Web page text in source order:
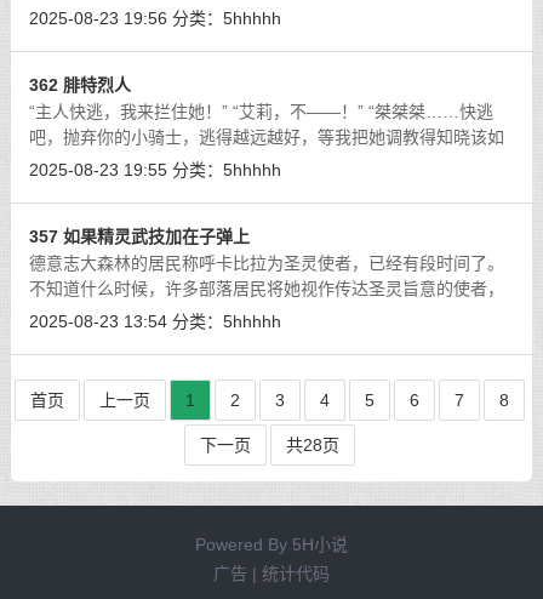
白。[详细]
2025-08-23 19:56 分类： 5hhhhh
362 腓特烈人
“主人快逃，我来拦住她！” “艾莉，不——！” “桀桀桀……快逃
吧，抛弃你的小骑士，逃得越远越好，等我把她调教得知晓该如
何侍奉高贵的龙族，就轮到你了，我亲爱的卡比拉·派西亚……”
2025-08-23 19:55 分类： 5hhhhh
357 如果精灵武技加在子弹上
德意志大森林的居民称呼卡比拉为圣灵使者，已经有段时间了。
不知道什么时候，许多部落居民将她视作传达圣灵旨意的使者，
随着这么称呼的人越来越多，卡比拉也勉为其难地认了这个称
2025-08-23 13:54 分类： 5hhhhh
首页 上一页 1 2 3 4 5 6 7 8
下一页 共28页
Powered By 5H小说
广告 | 统计代码